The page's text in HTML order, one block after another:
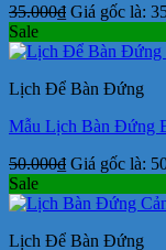
35.000₫ Giá gốc là:
Sale
Lịch Để Bàn Đứng
Mẫu Lịch Bàn Đứng
50.000₫ Giá gốc là:
Sale
Lịch Để Bàn Đứng